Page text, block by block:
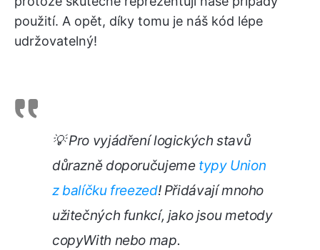
použití. A opět, díky tomu je náš kód lépe
udržovatelný!
💡 Pro vyjádření logických stavů
důrazně doporučujeme typy Union
z balíčku freezed! Přidávají mnoho
užitečných funkcí, jako jsou metody
copyWith nebo map.